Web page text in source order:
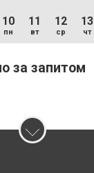
10
пн
11
вт
12
ср
13
чт
за запитом